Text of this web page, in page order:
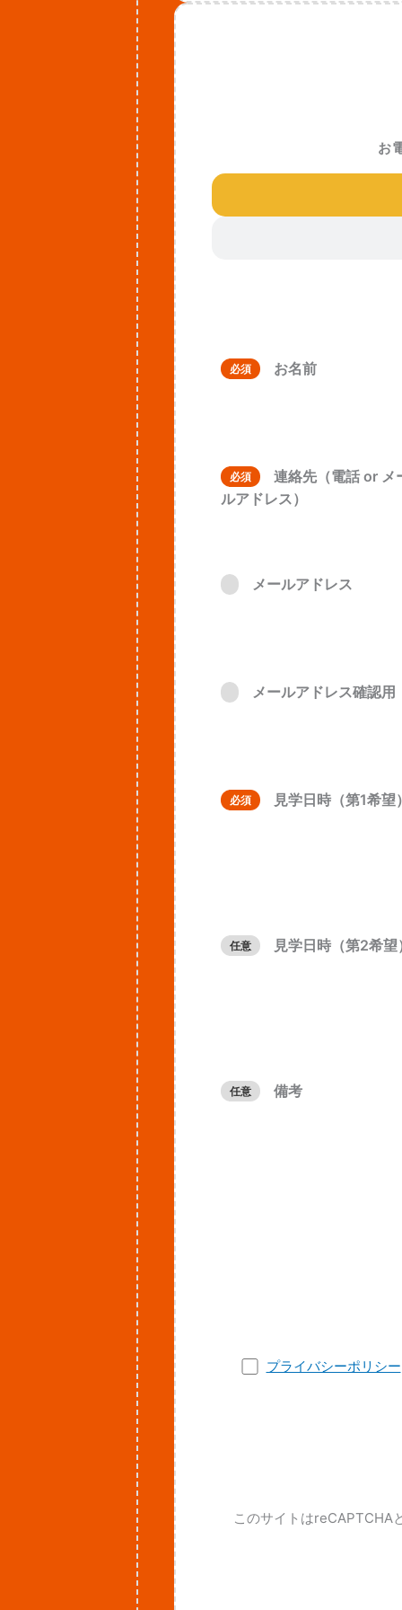
お
必須 お名前
必須
連絡先（電話 or メ
ルアドレス）
メールアドレス
メールアドレス確認用
必須 見学日時（第1希望
任意 見学日時（第2希望
任意 備考
プライバシーポリシー
このサイトはreCAPTCHA